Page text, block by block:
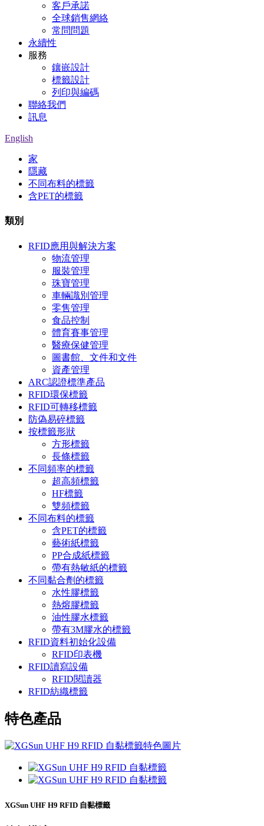
客戶承諾
全球銷售網絡
常問問題
永續性
服務
鑲嵌設計
標籤設計
列印與編碼
聯絡我們
訊息
English
家
隱藏
不同布料的標籤
含PET的標籤
類別
RFID應用與解決方案
物流管理
服裝管理
珠寶管理
車輛識別管理
零售管理
食品控制
體育賽事管理
醫療保健管理
圖書館、文件和文件
資產管理
ARC認證標準產品
RFID環保標籤
RFID可轉移標籤
防偽易碎標籤
按標籤形狀
方形標籤
長條標籤
不同頻率的標籤
超高頻標籤
HF標籤
雙頻標籤
不同布料的標籤
含PET的標籤
藝術紙標籤
PP合成紙標籤
帶有熱敏紙的標籤
不同黏合劑的標籤
水性膠標籤
熱熔膠標籤
油性膠水標籤
帶有3M膠水的標籤
RFID資料初始化設備
RFID印表機
RFID讀寫設備
RFID閱讀器
RFID紡織標籤
特色產品
XGSun UHF H9 RFID 自黏標籤